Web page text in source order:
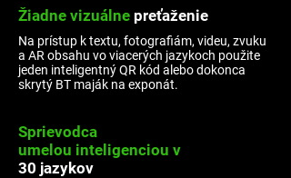
Žiadne vizuálne preťaženie
Na prístup k textu, fotografiám, videu, zvuku
a AR obsahu vo viacerých jazykoch použite
jeden inteligentný QR kód alebo dokonca
skrytý BT maják na exponát.
Sprievodca
umelou inteligenciou v
30 jazykov